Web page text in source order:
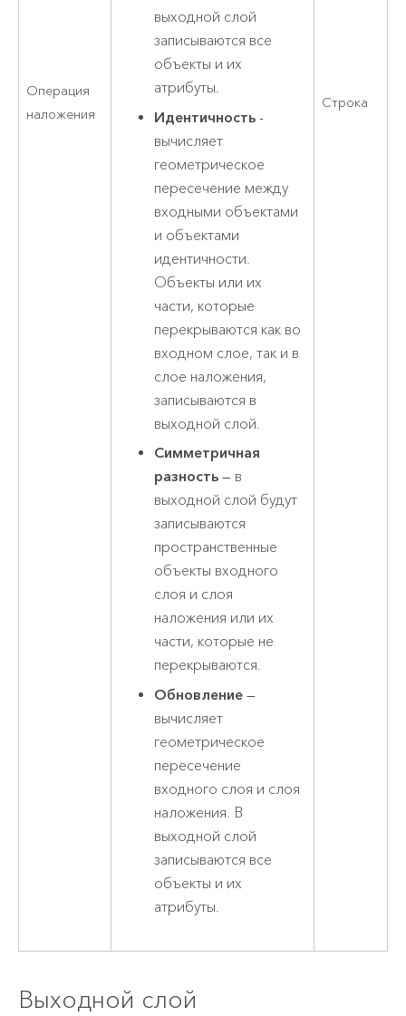
Операция
наложения
выходной слой
записываются все
объекты и их
атрибуты.
Идентичность -
вычисляет
геометрическое
пересечение между
входными объектами
и объектами
идентичности.
Объекты или их
части, которые
перекрываются как во
входном слое, так и в
слое наложения,
записываются в
выходной слой.
Симметричная
разность — в
выходной слой будут
записываются
пространственные
объекты входного
слоя и слоя
наложения или их
части, которые не
перекрываются.
Обновление —
вычисляет
геометрическое
пересечение
входного слоя и слоя
наложения. В
выходной слой
записываются все
объекты и их
атрибуты.
Строка
Выходной слой